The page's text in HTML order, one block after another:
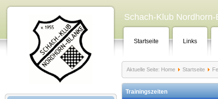
Schach-Klub
Startseite Links
Aktuelle Seite: Home Startseite
Trainingszeiten